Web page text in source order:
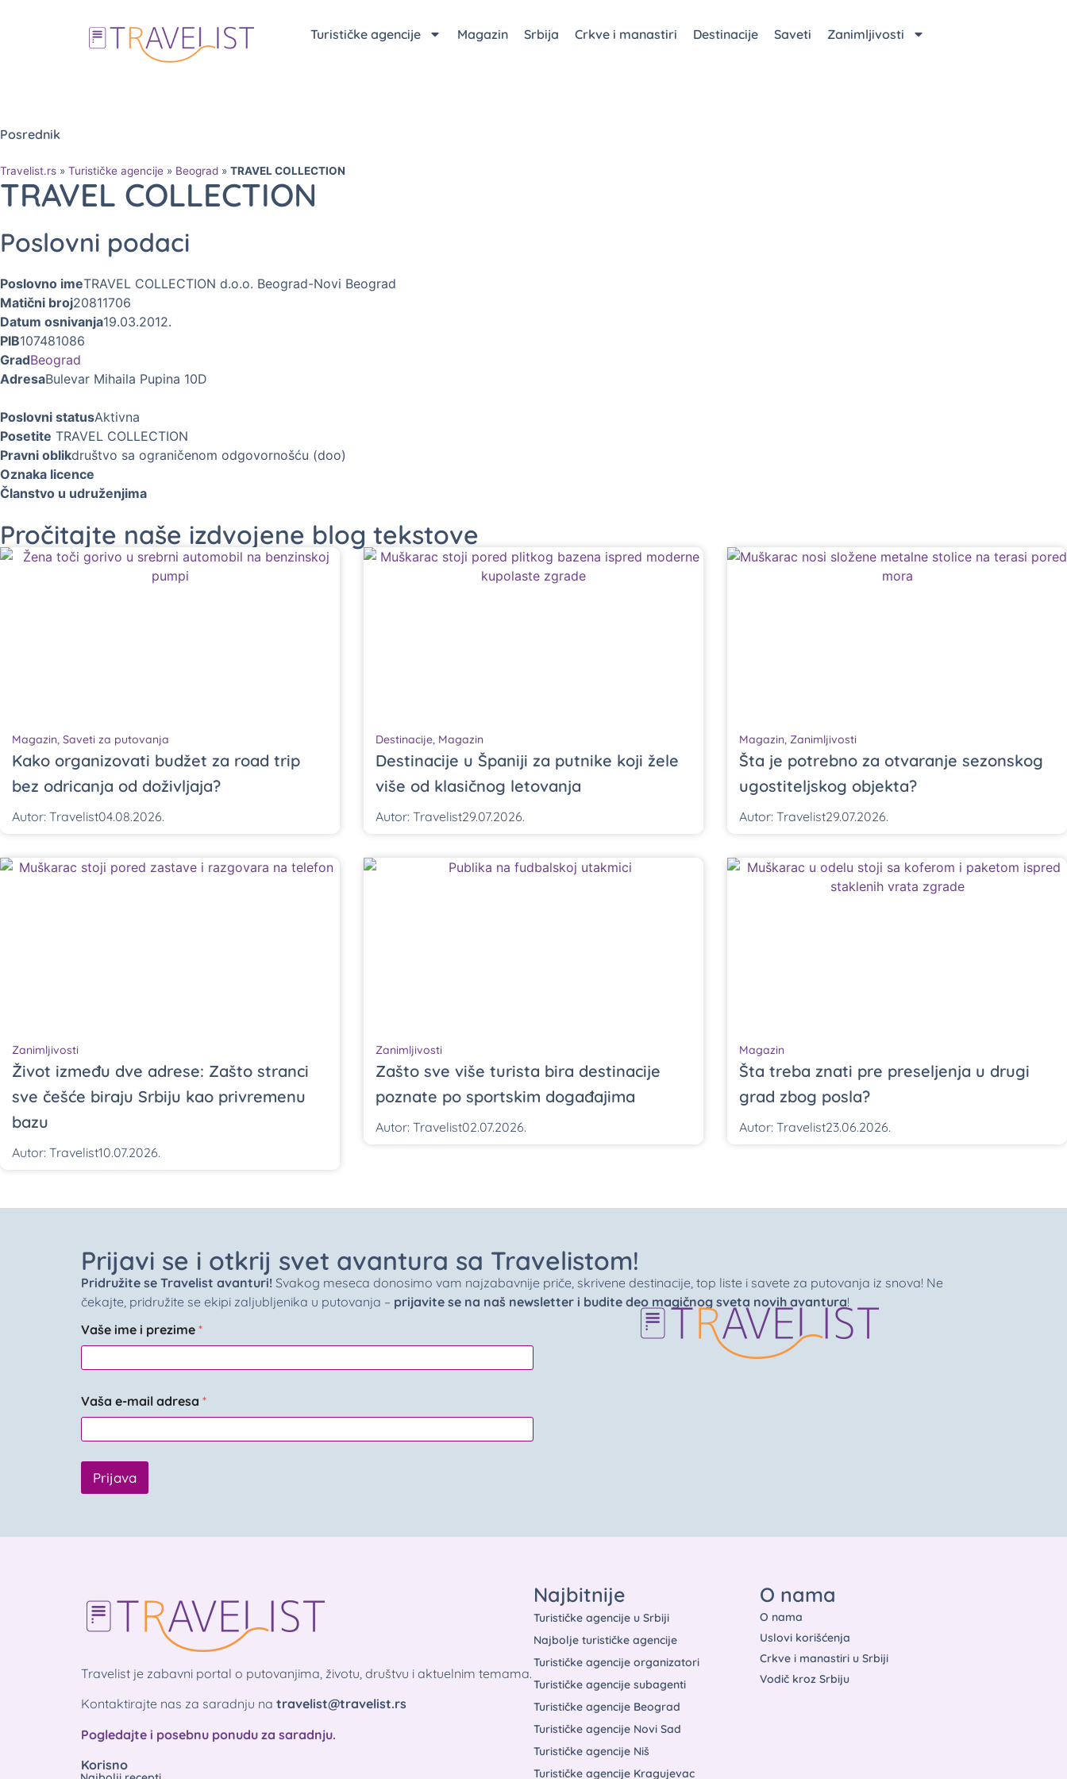
Turističke agencije Magazin Srbija Crkve i manastiri Destinacije Saveti Zanimljivosti
Posrednik
Travelist.rs » Turističke agencije » Beograd » TRAVEL COLLECTION
TRAVEL COLLECTION
Poslovni podaci
Poslovno imeTRAVEL COLLECTION d.o.o. Beograd-Novi Beograd
Matični broj20811706
Datum osnivanja19.03.2012.
PIB107481086
GradBeograd
AdresaBulevar Mihaila Pupina 10D
Poslovni statusAktivna
Posetite TRAVEL COLLECTION
Pravni oblikdruštvo sa ograničenom odgovornošću (doo)
Oznaka licence
Članstvo u udruženjima
Pročitajte naše izdvojene blog tekstove
Magazin, Saveti za putovanja
Kako organizovati budžet za road trip
bez odricanja od doživljaja?
Autor: Travelist04.08.2026.
Destinacije, Magazin
Destinacije u Španiji za putnike koji žele
više od klasičnog letovanja
Autor: Travelist29.07.2026.
Magazin, Zanimljivosti
Šta je potrebno za otvaranje sezonskog
ugostiteljskog objekta?
Autor: Travelist29.07.2026.
Zanimljivosti
Život između dve adrese: Zašto stranci
sve češće biraju Srbiju kao privremenu
bazu
Autor: Travelist10.07.2026.
Zanimljivosti
Zašto sve više turista bira destinacije
poznate po sportskim događajima
Autor: Travelist02.07.2026.
Magazin
Šta treba znati pre preseljenja u drugi
grad zbog posla?
Autor: Travelist23.06.2026.
Prijavi se i otkrij svet avantura sa Travelistom!
Pridružite se Travelist avanturi! Svakog meseca donosimo vam najzabavnije priče, skrivene destinacije, top liste i savete za putovanja iz snova! Ne
čekajte, pridružite se ekipi zaljubljenika u putovanja – prijavite se na naš newsletter i budite deo magičnog sveta novih avantura!
Vaše ime i prezime *
Vaša e-mail adresa *
Prijava
Travelist je zabavni portal o putovanjima, životu, društvu i aktuelnim temama.
Kontaktirajte nas za saradnju na travelist@travelist.rs
Pogledajte i posebnu ponudu za saradnju.
Korisno
Najbitnije
Turističke agencije u Srbiji
Najbolje turističke agencije
Turističke agencije organizatori
Turističke agencije subagenti
Turističke agencije Beograd
Turističke agencije Novi Sad
Turističke agencije Niš
Turističke agencije Kragujevac
O nama
O nama
Uslovi korišćenja
Crkve i manastiri u Srbiji
Vodič kroz Srbiju